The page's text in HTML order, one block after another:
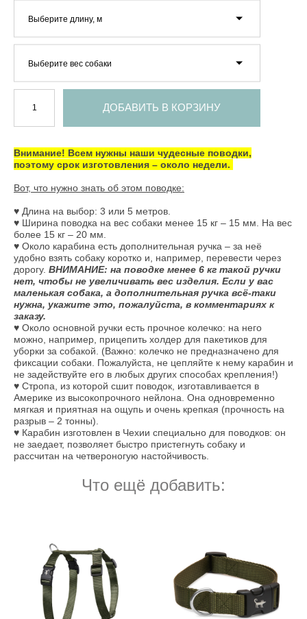
Выберите длину, м
Выберите вес собаки
ДОБАВИТЬ В КОРЗИНУ
Внимание! Всем нужны наши чудесные поводки,
поэтому срок изготовления – около недели.
Вот, что нужно знать об этом поводке:
♥ Длина на выбор: 3 или 5 метров.
♥ Ширина поводка на вес собаки менее 15 кг – 15 мм. На вес
более 15 кг – 20 мм.
♥ Около карабина есть дополнительная ручка – за неё
удобно взять собаку коротко и, например, перевести через
дорогу. ВНИМАНИЕ: на поводке менее 6 кг такой ручки
нет, чтобы не увеличивать вес изделия. Если у вас
маленькая собака, а дополнительная ручка всё-таки
нужна, укажите это, пожалуйста, в комментариях к
заказу.
♥ Около основной ручки есть прочное колечко: на него
можно, например, прицепить холдер для пакетиков для
уборки за собакой. (Важно: колечко не предназначено для
фиксации собаки. Пожалуйста, не цепляйте к нему карабин и
не задействуйте его в любых других способах крепления!)
♥ Стропа, из которой сшит поводок, изготавливается в
Америке из высокопрочного нейлона. Она одновременно
мягкая и приятная на ощупь и очень крепкая (прочность на
разрыв – 2 тонны).
♥ Карабин изготовлен в Чехии специально для поводков: он
не заедает, позволяет быстро пристегнуть собаку и
рассчитан на четвероногую настойчивость.
Что ещё добавить: